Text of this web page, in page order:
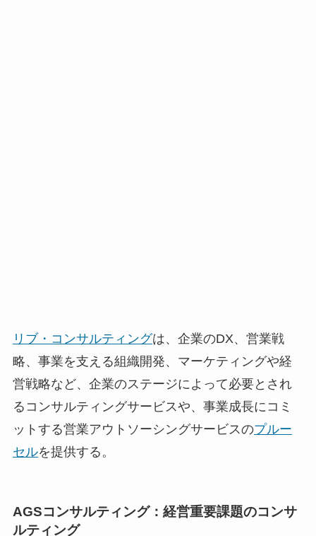
リブ・コンサルティングは、企業のDX、営業戦
略、事業を支える組織開発、マーケティングや経
営戦略など、企業のステージによって必要とされ
るコンサルティングサービスや、事業成長にコミ
ットする営業アウトソーシングサービスのプルー
セルを提供する。
AGSコンサルティング：経営重要課題のコンサ